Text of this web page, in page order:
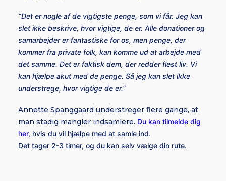
“Det er nogle af de vigtigste penge, som vi får. Jeg kan
slet ikke beskrive, hvor vigtige, de er. Alle donationer og
samarbejder er fantastiske for os, men penge, der
kommer fra private folk, kan komme ud at arbejde med
det samme. Det er faktisk dem, der redder flest liv. Vi
kan hjælpe akut med de penge. Så jeg kan slet ikke
understrege, hvor vigtige de er.”
Annette Spanggaard understreger flere gange, at
man stadig mangler indsamlere. Du kan tilmelde dig
her, hvis du vil hjælpe med at samle ind.
Det tager 2-3 timer, og du kan selv vælge din rute.